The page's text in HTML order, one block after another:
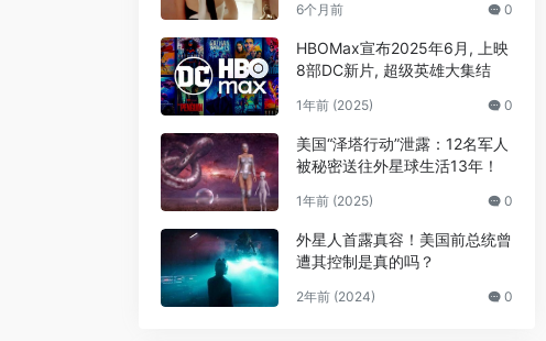
6个月前 0
HBOMax宣布2025年6月, 上映
8部DC新片, 超级英雄大集结
1年前 (2025) 0
美国“泽塔行动”泄露：12名军人
被秘密送往外星球生活13年！
1年前 (2025) 0
外星人首露真容！美国前总统曾
遭其控制是真的吗？
2年前 (2024) 0